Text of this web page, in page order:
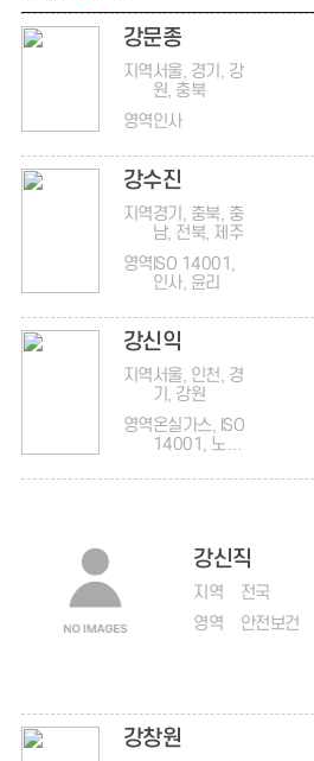
강문종
지역서울, 경기, 강
원, 충북
영역인사
강수진
지역경기, 충북, 충
남, 전북, 제주
영역 ISO 14001,
인사, 윤리
강신익
지역서울, 인천, 경
기, 강원
영역온실가스, ISO
14001, 노동,
강신직
지역
전국
영역
안전보건
강창원